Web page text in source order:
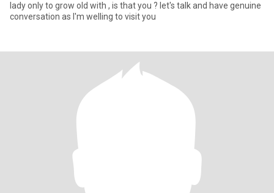
lady only to grow old with , is that you ? let's talk and have genuine
conversation as I'm welling to visit you